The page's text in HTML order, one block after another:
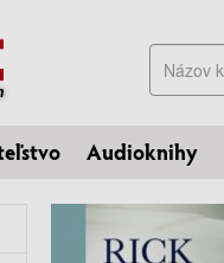
Hľadať
Audioknihy